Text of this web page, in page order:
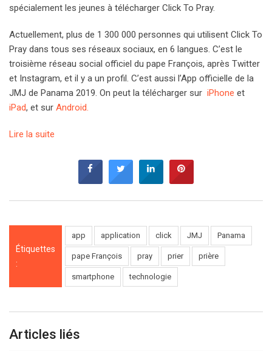
spécialement les jeunes à télécharger Click To Pray.
Actuellement, plus de 1 300 000 personnes qui utilisent Click To
Pray dans tous ses réseaux sociaux, en 6 langues. C’est le
troisième réseau social officiel du pape François, après Twitter
et Instagram, et il y a un profil. C’est aussi l’App officielle de la
JMJ de Panama 2019. On peut la télécharger sur iPhone et
iPad, et sur Android.
Lire la suite
Étiquettes
:
app application click JMJ Panama
pape François pray prier prière
smartphone technologie
Articles liés